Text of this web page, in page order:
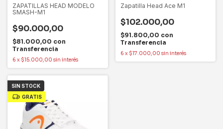
ZAPATILLAS HEAD MODELO
SMASH-M1
$90.000,00
$81.000,00 con
Transferencia
6 x $15.000,00 sin interés
Zapatilla Head Ace M1
$102.000,00
$91.800,00 con
Transferencia
6 x $17.000,00 sin interés
SIN STOCK
GRATIS